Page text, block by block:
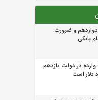
و ضرورت
بانکی
وارده در دولت یازدهم